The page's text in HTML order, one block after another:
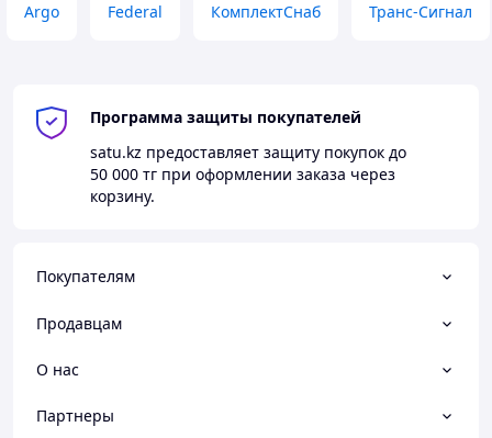
Argo Federal КомплектСнаб Транс-Сигнал
Программа защиты покупателей
satu.kz предоставляет защиту покупок до
50 000 тг при оформлении заказа через
корзину.
Покупателям
Продавцам
О нас
Партнеры